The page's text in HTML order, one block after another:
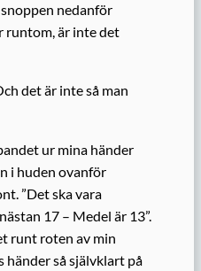
nedanför
runtom, är inte det
det är inte så man
ur mina händer
i huden ovanför
”Det ska vara
17 – Medel är 13”.
runt roten av min
händer så självklart på